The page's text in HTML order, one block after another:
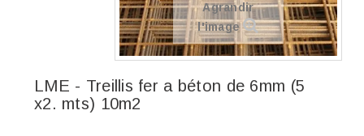
Agrandir
l'image
LME - Treillis fer a béton de 6mm (5
x2. mts) 10m2